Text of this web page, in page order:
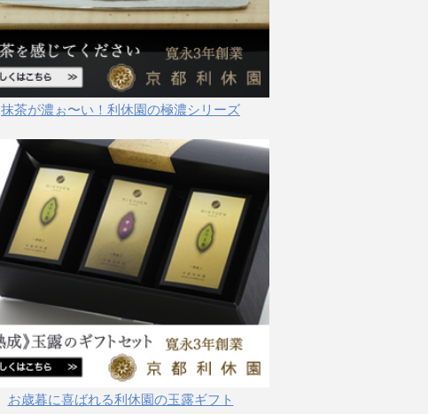
抹茶が濃ぉ〜い！利休園の極濃シリーズ
お歳暮に喜ばれる利休園の玉露ギフト